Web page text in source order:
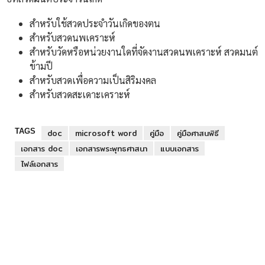
สำหรับใช้สวดประจำวันเกิดของตน
สำหรับสวดนพเคราะห์
สำหรับวัดหรือหน่วยงานใดที่จัดงานสวดนพเคราะห์ สวดมนต์
ข้ามปี
สำหรับสวดเพื่อความเป็นสิริมงคล
สำหรับสวดสะเดาะเคราะห์
TAGS doc microsoft word คู่มือ
คู่มือศาสนพิธี
เอกสาร doc
เอกสารพระพุทธศาสนา
แบบเอกสาร
ไฟล์เอกสาร